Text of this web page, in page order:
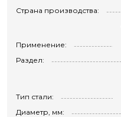
Страна производства:
Применение:
Раздел:
Тип стали:
Диаметр, мм: